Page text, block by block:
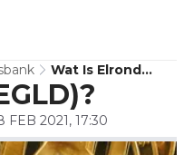
Wat Is Elrond
(EGLD)?
FEB 2021, 17:30